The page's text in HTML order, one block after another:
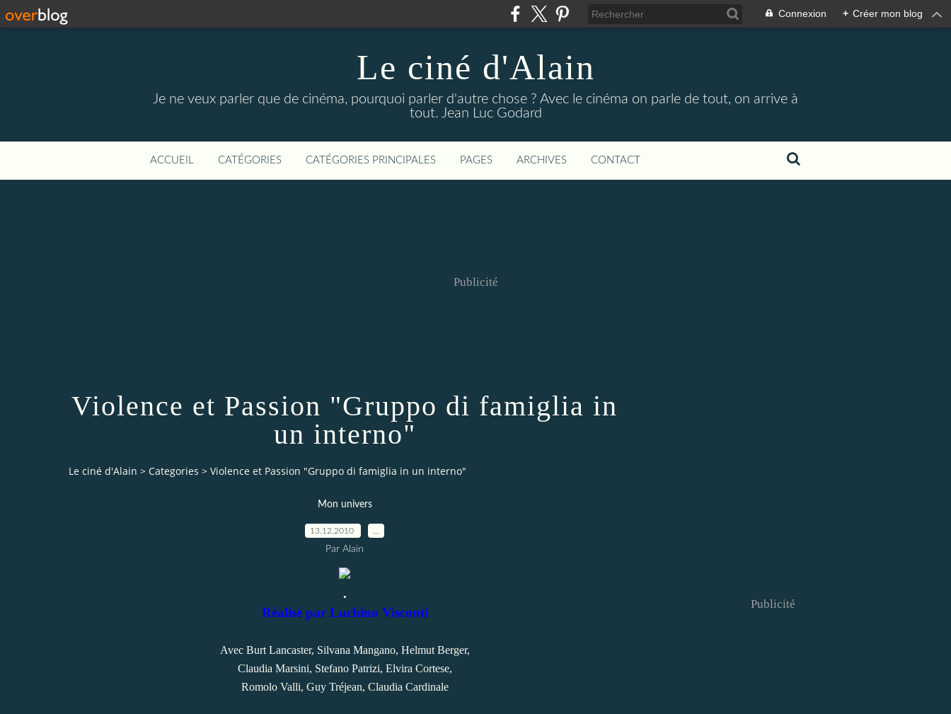
Connexion + Créer mon blog
Le ciné d'Alain
Je ne veux parler que de cinéma, pourquoi parler d'autre chose ? Avec le cinéma on parle de tout, on arrive à
tout. Jean Luc Godard
ACCUEIL CATÉGORIES CATÉGORIES PRINCIPALES PAGES ARCHIVES CONTACT
Publicité
Violence et Passion "Gruppo di famiglia in
un interno"
Le ciné d'Alain > Categories > Violence et Passion "Gruppo di famiglia in un interno"
Mon univers
13.12.2010
Par Alain
.
Réalisé par Luchino Visconti
Avec Burt Lancaster, Silvana Mangano, Helmut Berger,
Claudia Marsini, Stefano Patrizi, Elvira Cortese,
Romolo Valli, Guy Tréjean, Claudia Cardinale
Publicité